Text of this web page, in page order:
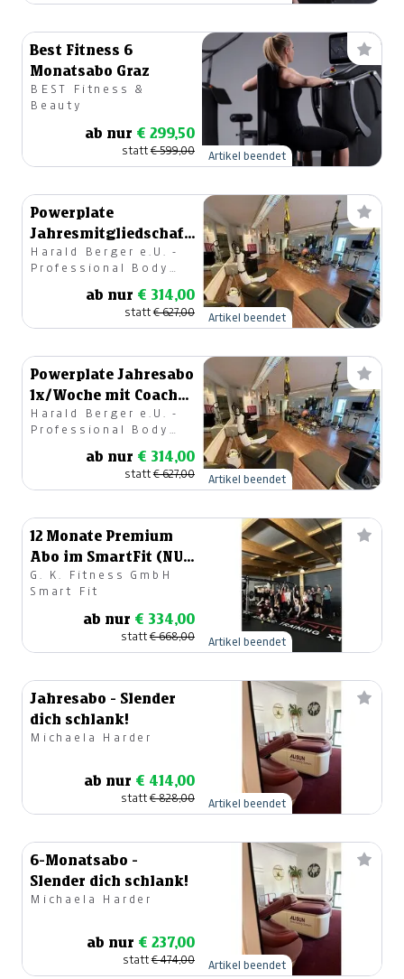
Best Fitness 6
Monatsabo Graz
BEST Fitness &
Beauty
ab nur € 299,50
statt€ 599,00 Artikel beendet
Powerplate
Jahresmitgliedschaft
für Studenten
(Neukunden)
Harald Berger e.U. -
Professional Body
ab nur € 314,00
statt€ 627,00 Artikel beendet
Powerplate Jahresabo
1x/Woche mit Coach
(für Neukunden)
Harald Berger e.U. -
Professional Body
ab nur € 314,00
statt€ 627,00 Artikel beendet
12 Monate Premium
Abo im SmartFit (NUR
für Neukunden)
G. K. Fitness GmbH
Smart Fit
ab nur € 334,00
statt€ 668,00 Artikel beendet
Jahresabo - Slender
dich schlank!
Michaela Harder
ab nur € 414,00
statt€ 828,00 Artikel beendet
6-Monatsabo -
Slender dich schlank!
Michaela Harder
ab nur € 237,00
statt€ 474,00 Artikel beendet